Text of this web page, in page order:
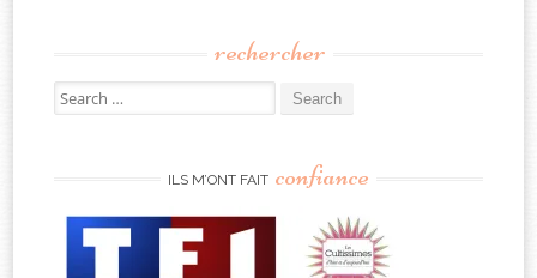
rechercher
Search
for:
ILS M’ONT FAIT confiance